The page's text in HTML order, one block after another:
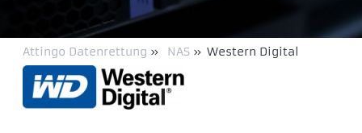
Attingo Datenrettung » NAS » Western Digital